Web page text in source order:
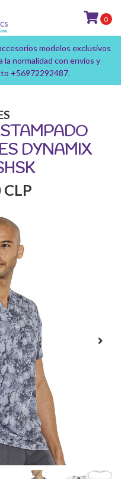
modelos exclusivos
la normalidad con envíos y
+56972292487.
0
DYNAMIX